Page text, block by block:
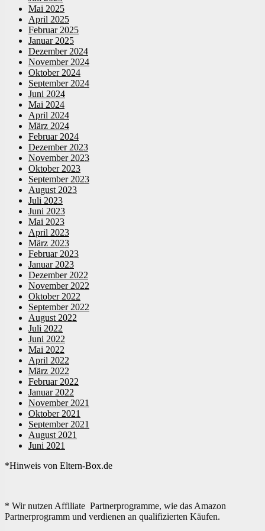
Mai 2025
April 2025
Februar 2025
Januar 2025
Dezember 2024
November 2024
Oktober 2024
September 2024
Juni 2024
Mai 2024
April 2024
März 2024
Februar 2024
Dezember 2023
November 2023
Oktober 2023
September 2023
August 2023
Juli 2023
Juni 2023
Mai 2023
April 2023
März 2023
Februar 2023
Januar 2023
Dezember 2022
November 2022
Oktober 2022
September 2022
August 2022
Juli 2022
Juni 2022
Mai 2022
April 2022
März 2022
Februar 2022
Januar 2022
November 2021
Oktober 2021
September 2021
August 2021
Juni 2021
*Hinweis von Eltern-Box.de
* Wir nutzen Affiliate Partnerprogramme, wie das Amazon
Partnerprogramm und verdienen an qualifizierten Käufen.